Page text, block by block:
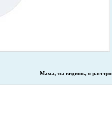
Мама, ты видишь, я